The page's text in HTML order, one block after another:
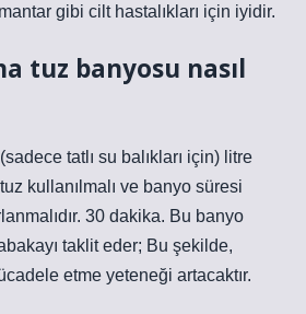
gibi cilt hastalıkları için iyidir.
tuz banyosu nasıl
tatlı su balıkları için) litre
tuz kullanılmalı ve banyo süresi
30 dakika. Bu banyo
taklit eder; Bu şekilde,
etme yeteneği artacaktır.